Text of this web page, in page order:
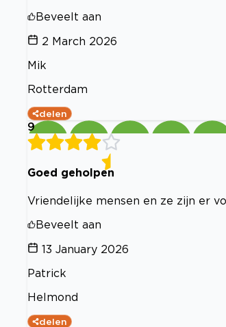
Beveelt aan
2 March 2026
Mik
Rotterdam
delen
9
Goed geholpen
Vriendelijke mensen en ze zijn er
Beveelt aan
13 January 2026
Patrick
Helmond
delen